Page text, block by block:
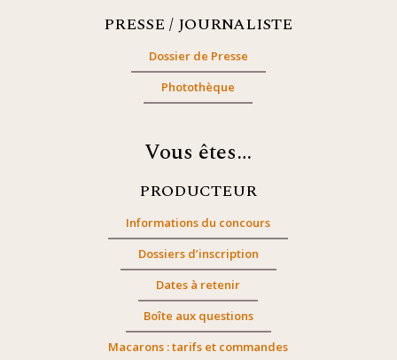
PRESSE / JOURNALISTE
Dossier de Presse
Photothèque
Vous êtes…
PRODUCTEUR
Informations du concours
Dossiers d’inscription
Dates à retenir
Boîte aux questions
Macarons : tarifs et commandes